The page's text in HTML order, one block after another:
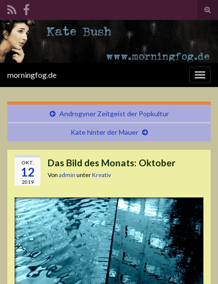
Search for:
morningfog.de
Androgyner Zeitgeist der Popkultur
Kate hinter der Mauer
OKT.
12
2019
Das Bild des Monats: Oktober
Von admin unterKreativ